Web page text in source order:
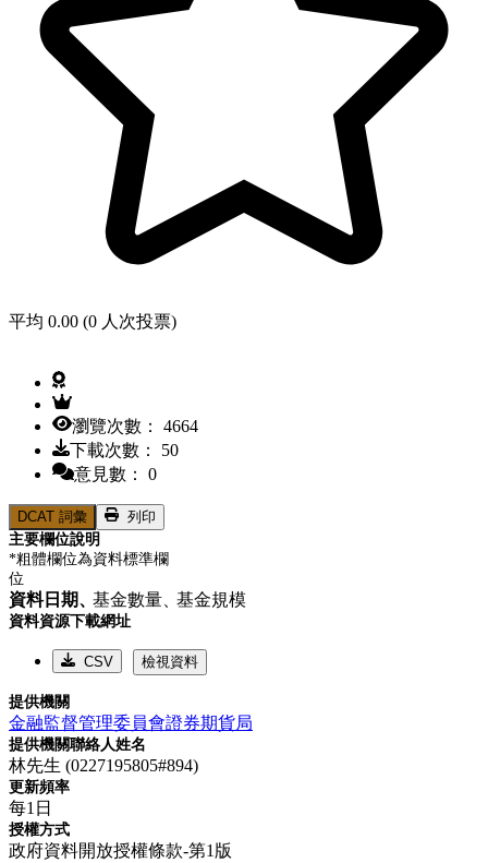
平均 0.00 (0 人次投票)
瀏覽次數： 4664
下載次數： 50
意見數： 0
DCAT 詞彙
列印
主要欄位說明
*粗體欄位為資料標準欄
位
資料日期、基金數量、基金規模
資料資源下載網址
CSV 檢視資料
提供機關
金融監督管理委員會證券期貨局
提供機關聯絡人姓名
林先生 (0227195805#894)
更新頻率
每1日
授權方式
政府資料開放授權條款-第1版